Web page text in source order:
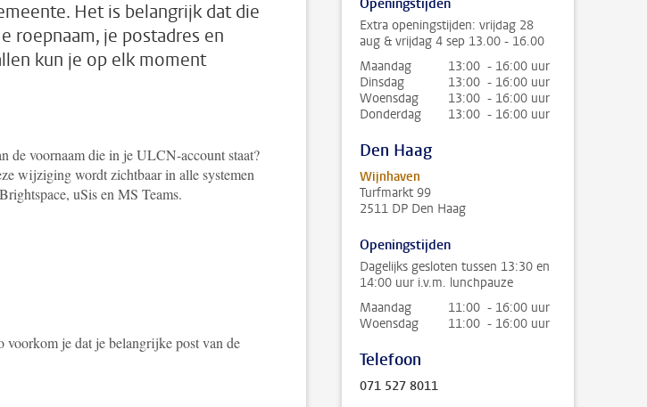
Het is belangrijk dat die
roepnaam, je postadres en
kun je op elk moment
de voornaam die in je ULCN-account staat?
wijziging wordt zichtbaar in alle systemen
uSis en MS Teams.
je dat je belangrijke post van de
Openingstijden
Extra openingstijden: vrijdag 28
aug & vrijdag 4 sep 13.00 - 16.00
Maandag
13:00 - 16:00 uur
Dinsdag
13:00 - 16:00 uur
Woensdag
13:00 - 16:00 uur
Donderdag
13:00 - 16:00 uur
Den Haag
Wijnhaven
Turfmarkt 99
2511 DP Den Haag
Openingstijden
Dagelijks gesloten tussen 13:30 en
14:00 uur i.v.m. lunchpauze
Maandag
11:00 - 16:00 uur
Woensdag
11:00 - 16:00 uur
Telefoon
071 527 8011